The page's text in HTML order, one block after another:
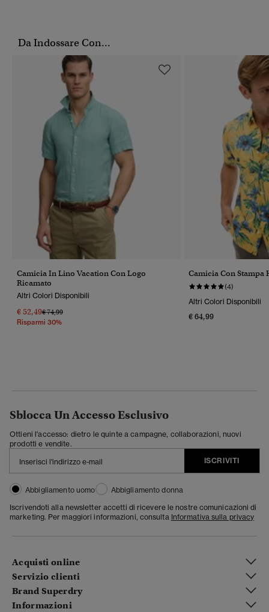
Da Indossare Con...
Camicia In Lino Vacation Con Logo
Ricamato
Altri Colori Disponibili
€ 52,49Prezzo Ridotto Da
€ 74,99A
Risparmi 30%
Camicia Con Stampa
(4)
Altri Colori Disponibili
€ 64,99
Sblocca Un Accesso Esclusivo
Ottieni l'accesso: dietro le quinte a campagne, collaborazioni, nuovi
prodotti e vendite.
ISCRIVITI
Abbigliamento uomo
Abbigliamento donna
Iscrivendoti alla newsletter accetti di ricevere le nostre comunicazioni di
marketing. Per maggiori informazioni, consulta Informativa sulla privacy
Acquisti online
Servizio clienti
Brand Superdry
Informazioni